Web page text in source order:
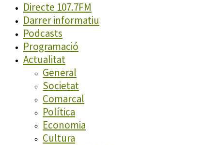
Directe 107.7FM
Darrer informatiu
Podcasts
Programació
Actualitat
General
Societat
Comarcal
Política
Economia
Cultura